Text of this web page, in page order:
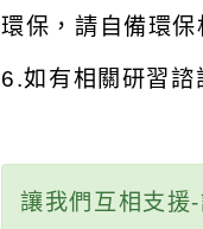
環保，請自備環保
6.如有相關研習
讓我們互相支援